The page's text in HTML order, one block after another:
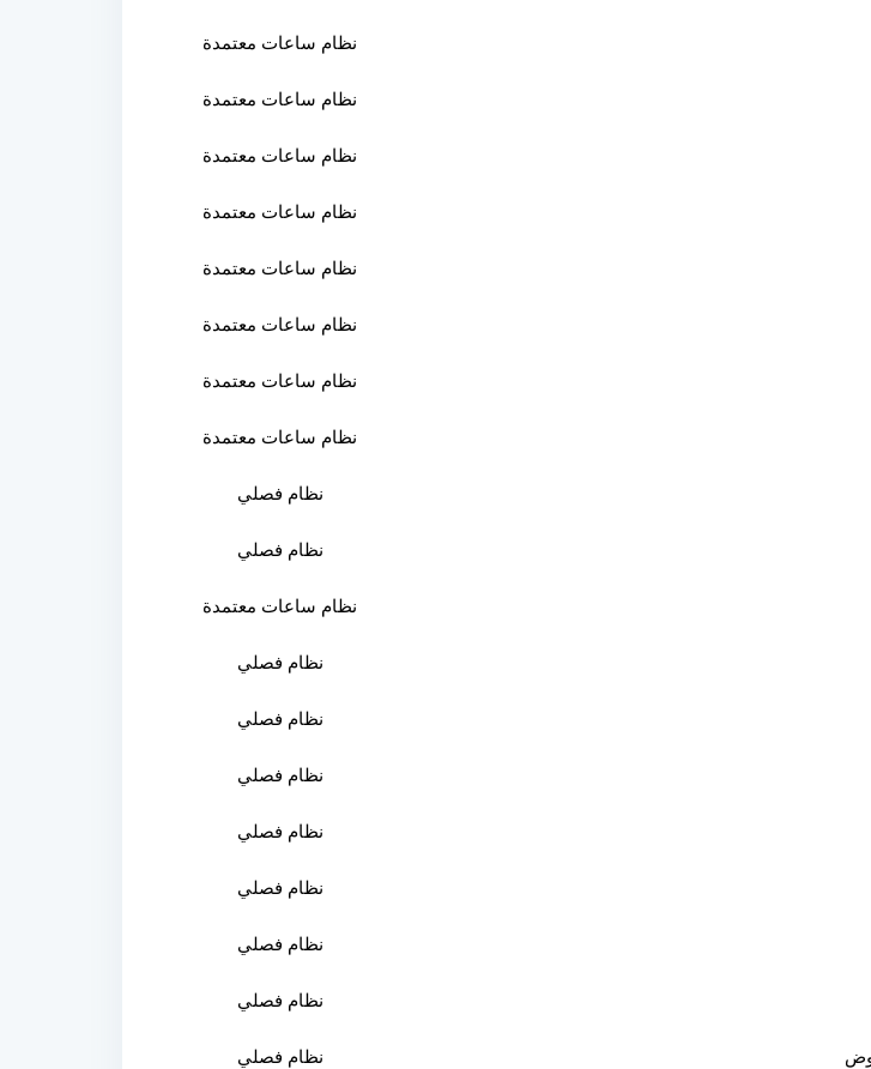
نظام ساعات معتمدة
نظام ساعات معتمدة
نظام ساعات معتمدة
نظام ساعات معتمدة
نظام ساعات معتمدة
نظام ساعات معتمدة
نظام ساعات معتمدة
نظام ساعات معتمدة
نظام فصلي
نظام فصلي
نظام ساعات معتمدة
نظام فصلي
نظام فصلي
نظام فصلي
نظام فصلي
نظام فصلي
نظام فصلي
نظام فصلي
نظام فصلي